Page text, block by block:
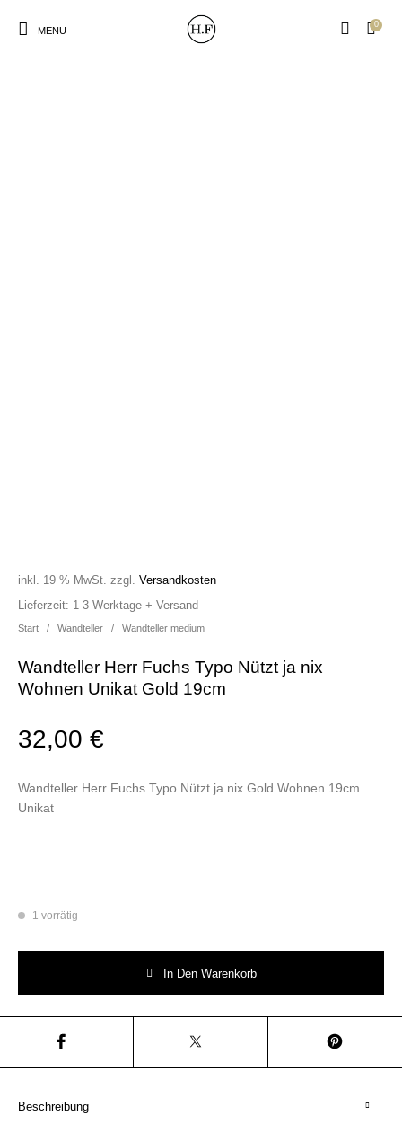
MENU
0
Start / Wandteller / Wandteller medium
Wandteller Herr Fuchs Typo Nützt ja nix
Wohnen Unikat Gold 19cm
32,00€
inkl. 19 % MwSt. zzgl.Versandkosten
Wandteller Herr Fuchs Typo Nützt ja nix Gold Wohnen 19cm
Unikat
Lieferzeit: 1-3 Werktage + Versand
1 vorrätig
In Den Warenkorb
Beschreibung